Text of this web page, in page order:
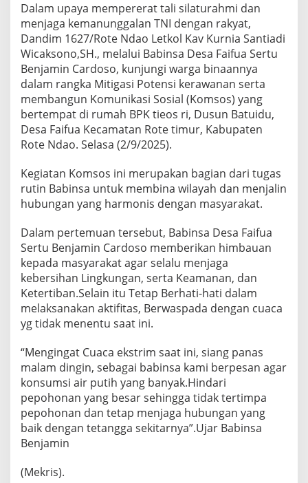
Dalam upaya mempererat tali silaturahmi dan
menjaga kemanunggalan TNI dengan rakyat,
Dandim 1627/Rote Ndao Letkol Kav Kurnia Santiadi
Wicaksono,SH., melalui Babinsa Desa Faifua Sertu
Benjamin Cardoso, kunjungi warga binaannya
dalam rangka Mitigasi Potensi kerawanan serta
membangun Komunikasi Sosial (Komsos) yang
bertempat di rumah BPK tieos ri, Dusun Batuidu,
Desa Faifua Kecamatan Rote timur, Kabupaten
Rote Ndao. Selasa (2/9/2025).
Kegiatan Komsos ini merupakan bagian dari tugas
rutin Babinsa untuk membina wilayah dan menjalin
hubungan yang harmonis dengan masyarakat.
Dalam pertemuan tersebut, Babinsa Desa Faifua
Sertu Benjamin Cardoso memberikan himbauan
kepada masyarakat agar selalu menjaga
kebersihan Lingkungan, serta Keamanan, dan
Ketertiban.Selain itu Tetap Berhati-hati dalam
melaksanakan aktifitas, Berwaspada dengan cuaca
yg tidak menentu saat ini.
“Mengingat Cuaca ekstrim saat ini, siang panas
malam dingin, sebagai babinsa kami berpesan agar
konsumsi air putih yang banyak.Hindari
pepohonan yang besar sehingga tidak tertimpa
pepohonan dan tetap menjaga hubungan yang
baik dengan tetangga sekitarnya”.Ujar Babinsa
Benjamin
(Mekris).